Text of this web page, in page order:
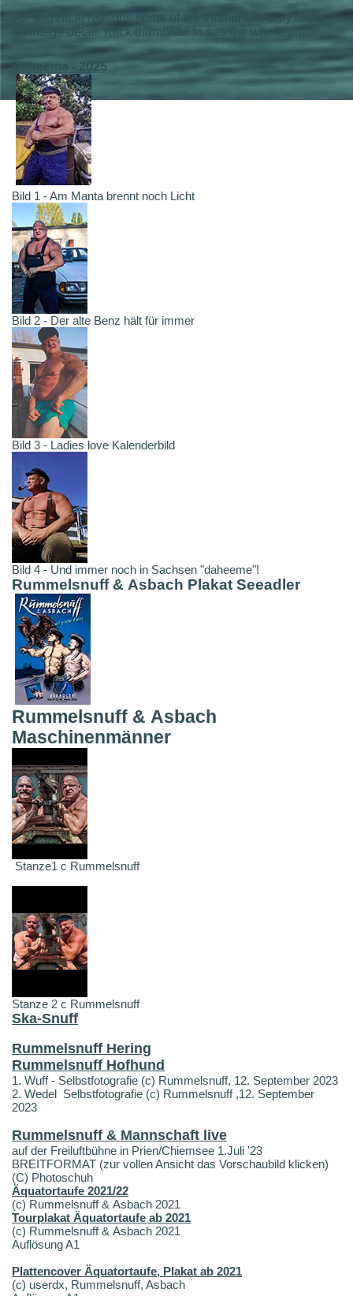
For technical reasons some of the thumbnails only show
an image detail. Klick thumbnail to see the whole photo.
Daheeme - 2025
Bild 1 - Am Manta brennt noch Licht
Bild 2 - Der alte Benz hält für immer
Bild 3 - Ladies love Kalenderbild
Bild 4 - Und immer noch in Sachsen "daheeme"!
Rummelsnuff & Asbach Plakat Seeadler
Rummelsnuff & Asbach
Maschinenmänner
Stanze1 c Rummelsnuff
Stanze 2 c Rummelsnuff
Ska-Snuff
Rummelsnuff Hering
Rummelsnuff Hofhund
1. Wuff - Selbstfotografie (c) Rummelsnuff, 12. September 2023
2. Wedel Selbstfotografie (c) Rummelsnuff ,12. September
2023
Rummelsnuff & Mannschaft live
auf der Freiluftbühne in Prien/Chiemsee 1.Juli '23
BREITFORMAT (zur vollen Ansicht das Vorschaubild klicken)
(C) Photoschuh
Äquatortaufe 2021/22
(c) Rummelsnuff & Asbach 2021
Tourplakat Äquatortaufe ab 2021
(c) Rummelsnuff & Asbach 2021
Auflösung A1
Plattencover Äquatortaufe, Plakat ab 2021
(c) userdx, Rummelsnuff, Asbach